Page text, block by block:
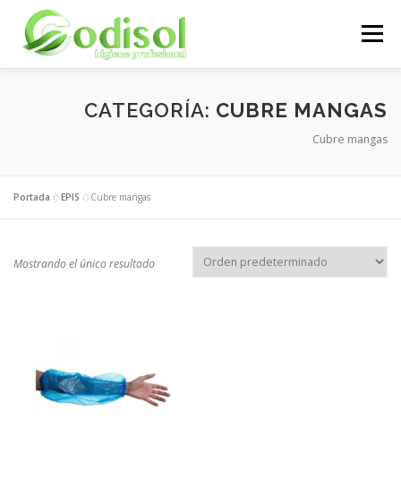
contenido
Menú
SERVICIOS PRODUCTOS
CATEGORÍA: CUBRE MANGAS
Cubre mangas
Portada »EPIS »Cubre mangas
Mostrando el único resultado